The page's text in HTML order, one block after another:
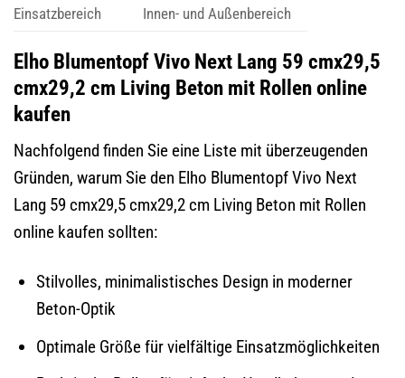
Einsatzbereich
Innen- und Außenbereich
Elho Blumentopf Vivo Next Lang 59 cmx29,5
cmx29,2 cm Living Beton mit Rollen online
kaufen
Nachfolgend finden Sie eine Liste mit überzeugenden
Gründen, warum Sie den Elho Blumentopf Vivo Next
Lang 59 cmx29,5 cmx29,2 cm Living Beton mit Rollen
online kaufen sollten:
Stilvolles, minimalistisches Design in moderner
Beton-Optik
Optimale Größe für vielfältige Einsatzmöglichkeiten